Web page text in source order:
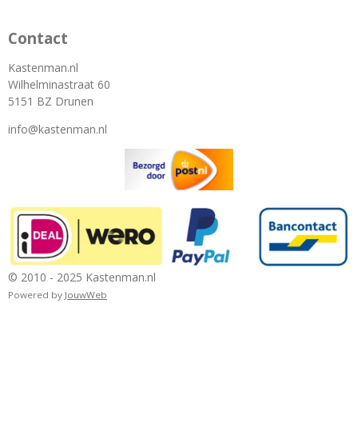
Contact
Kastenman.nl
Wilhelminastraat 60
5151 BZ Drunen
info@kastenman.nl
© 2010 - 2025 Kastenman.nl
Powered by JouwWeb